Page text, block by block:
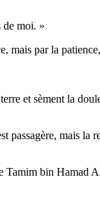
de moi. »
par la
et sèment la
passagère, mais la
Tamim bin Hamad